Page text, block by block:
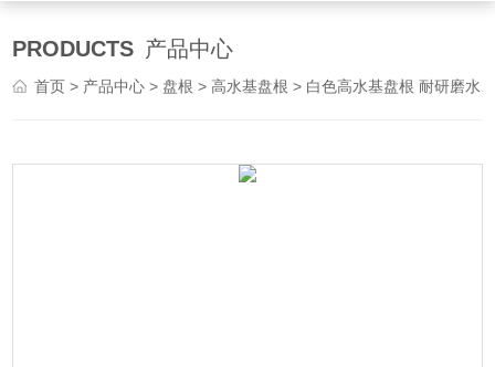
PRODUCTS 产品中心
首页 > 产品中心 > 盘根 >高水基盘根 > 白色高水基盘根 耐研磨水泵盘根